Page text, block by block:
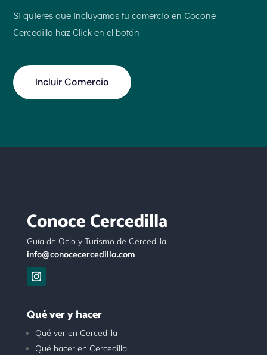
Si quieres que incluyamos tu comercio en Cocone
Cercedilla haz Click en el botón
Incluir Comercio
Conoce Cercedilla
Guía de Ocio y Turismo de Cercedilla
info@conocecercedilla.com
Qué ver y hacer
Qué ver en Cercedilla
Qué hacer en Cercedilla